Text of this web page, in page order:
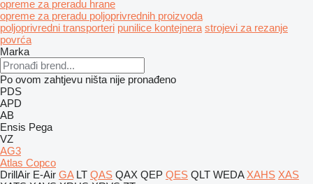
opreme za preradu hrane
opreme za preradu poljoprivrednih proizvoda
poljoprivredni transporteri punilice kontejnera strojevi za rezanje
povrća
Marka
Po ovom zahtjevu ništa nije pronađeno
PDS
APD
AB
Ensis Pega
VZ
AG3
Atlas Copco
DrillAir E-Air GA LT QAS QAX QEP QES QLT WEDA XAHS XAS